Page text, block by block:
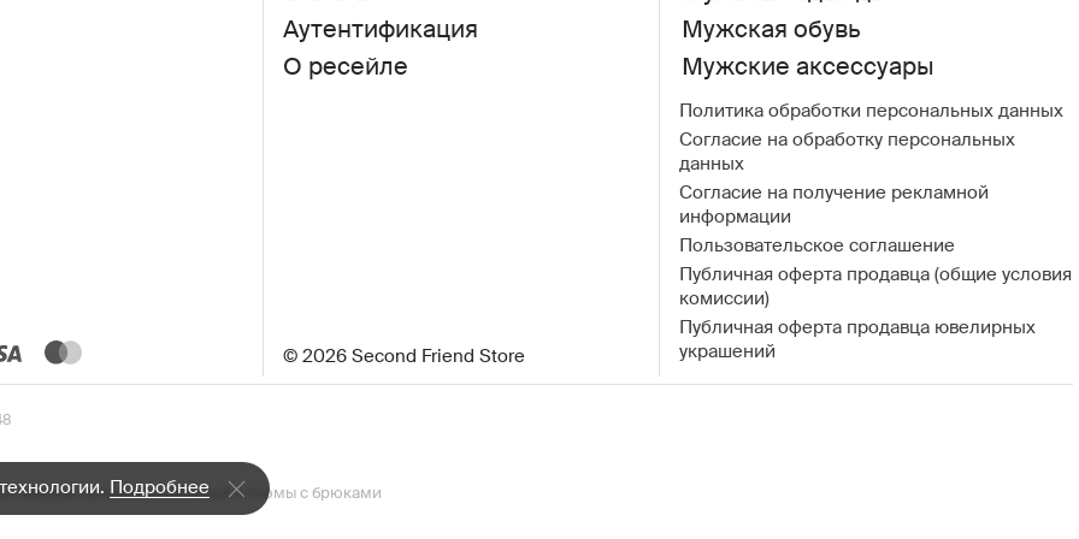
Подробнее
Аутентификация
О ресейле
© 2026 Second Friend Store
Мужская обувь
Мужские аксессуары
Политика обработки персональных данных
Согласие на обработку персональных
данных
Согласие на получение рекламной
информации
Пользовательское соглашение
Публичная оферта продавца (общие условия
комиссии)
Публичная оферта продавца ювелирных
украшений
Зимние пуховикиБомберы Костюмы с брюками